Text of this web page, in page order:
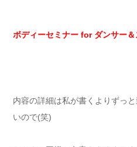
ボディーセミナー for ダンサー
内容の詳細は私が書くよりずっ
いので(笑)